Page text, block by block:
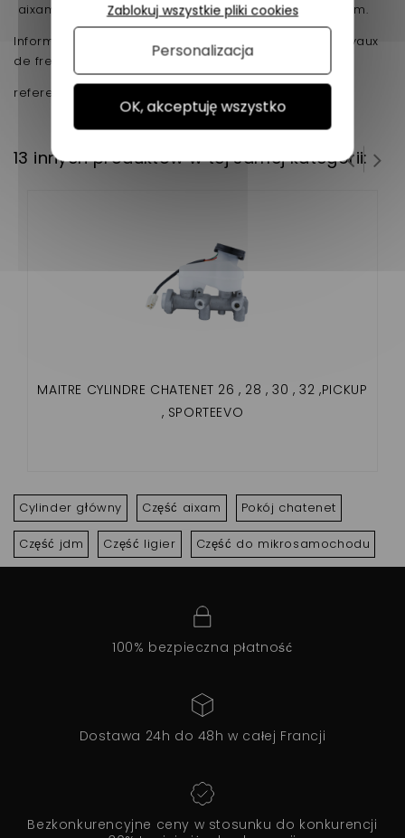
aixam-jdm-microcar-ligier-chatenet diametre 19 mm.
Information : Filetage au pas de 125 mm pour vos tuyaux
de freins .
reference d'origine :
13 innych produktów w tej samej kategorii:
MAITRE CYLINDRE CHATENET 26 , 28 , 30 , 32 ,PICKUP
, SPORTEEVO
Cylinder główny Część aixam Pokój chatenet
Część jdm Część ligier Część do mikrosamochodu
100% bezpieczna płatność
Dostawa 24h do 48h w całej Francji
Bezkonkurencyjne ceny w stosunku do konkurencji
OK, akceptuję wszystko
Zablokuj wszystkie pliki cookies
Personalizacja